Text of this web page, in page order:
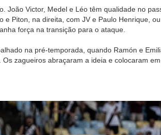
João Victor, Medel e Léo têm qualidade no
e Piton, na direita, com JV e Paulo Henrique,
força na transição para o ataque.
na pré-temporada, quando Ramón e
zagueiros abraçaram a ideia e colocaram